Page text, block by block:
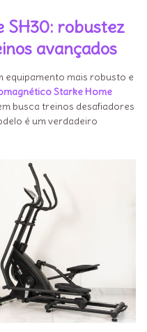
SH30: robustez
avançados
equipamento mais robusto e
Starke Home
busca treinos desafiadores
é um verdadeiro